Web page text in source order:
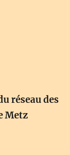
réseau des
Metz